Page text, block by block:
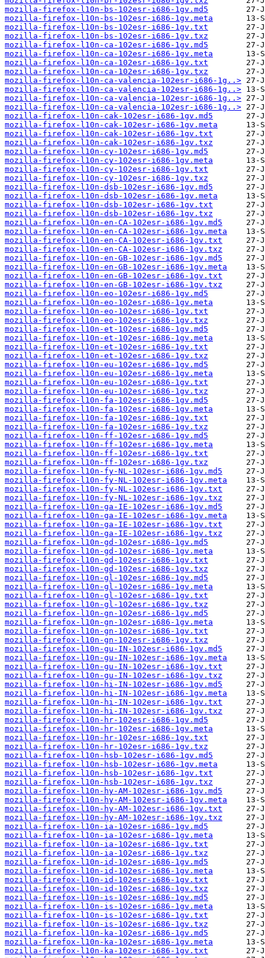
mozilla-firefox-l10n-bs-102esr-i686-1gv.md5
mozilla-firefox-l10n-bs-102esr-i686-1gv.meta
mozilla-firefox-l10n-bs-102esr-i686-1gv.txt
mozilla-firefox-l10n-bs-102esr-i686-1gv.txz
mozilla-firefox-l10n-ca-102esr-i686-1gv.md5
mozilla-firefox-l10n-ca-102esr-i686-1gv.meta
mozilla-firefox-l10n-ca-102esr-i686-1gv.txt
mozilla-firefox-l10n-ca-102esr-i686-1gv.txz
mozilla-firefox-l10n-ca-valencia-102esr-i686-1g..>
mozilla-firefox-l10n-ca-valencia-102esr-i686-1g..>
mozilla-firefox-l10n-ca-valencia-102esr-i686-1g..>
mozilla-firefox-l10n-ca-valencia-102esr-i686-1g..>
mozilla-firefox-l10n-cak-102esr-i686-1gv.md5
mozilla-firefox-l10n-cak-102esr-i686-1gv.meta
mozilla-firefox-l10n-cak-102esr-i686-1gv.txt
mozilla-firefox-l10n-cak-102esr-i686-1gv.txz
mozilla-firefox-l10n-cy-102esr-i686-1gv.md5
mozilla-firefox-l10n-cy-102esr-i686-1gv.meta
mozilla-firefox-l10n-cy-102esr-i686-1gv.txt
mozilla-firefox-l10n-cy-102esr-i686-1gv.txz
mozilla-firefox-l10n-dsb-102esr-i686-1gv.md5
mozilla-firefox-l10n-dsb-102esr-i686-1gv.meta
mozilla-firefox-l10n-dsb-102esr-i686-1gv.txt
mozilla-firefox-l10n-dsb-102esr-i686-1gv.txz
mozilla-firefox-l10n-en-CA-102esr-i686-1gv.md5
mozilla-firefox-l10n-en-CA-102esr-i686-1gv.meta
mozilla-firefox-l10n-en-CA-102esr-i686-1gv.txt
mozilla-firefox-l10n-en-CA-102esr-i686-1gv.txz
mozilla-firefox-l10n-en-GB-102esr-i686-1gv.md5
mozilla-firefox-l10n-en-GB-102esr-i686-1gv.meta
mozilla-firefox-l10n-en-GB-102esr-i686-1gv.txt
mozilla-firefox-l10n-en-GB-102esr-i686-1gv.txz
mozilla-firefox-l10n-eo-102esr-i686-1gv.md5
mozilla-firefox-l10n-eo-102esr-i686-1gv.meta
mozilla-firefox-l10n-eo-102esr-i686-1gv.txt
mozilla-firefox-l10n-eo-102esr-i686-1gv.txz
mozilla-firefox-l10n-et-102esr-i686-1gv.md5
mozilla-firefox-l10n-et-102esr-i686-1gv.meta
mozilla-firefox-l10n-et-102esr-i686-1gv.txt
mozilla-firefox-l10n-et-102esr-i686-1gv.txz
mozilla-firefox-l10n-eu-102esr-i686-1gv.md5
mozilla-firefox-l10n-eu-102esr-i686-1gv.meta
mozilla-firefox-l10n-eu-102esr-i686-1gv.txt
mozilla-firefox-l10n-eu-102esr-i686-1gv.txz
mozilla-firefox-l10n-fa-102esr-i686-1gv.md5
mozilla-firefox-l10n-fa-102esr-i686-1gv.meta
mozilla-firefox-l10n-fa-102esr-i686-1gv.txt
mozilla-firefox-l10n-fa-102esr-i686-1gv.txz
mozilla-firefox-l10n-ff-102esr-i686-1gv.md5
mozilla-firefox-l10n-ff-102esr-i686-1gv.meta
mozilla-firefox-l10n-ff-102esr-i686-1gv.txt
mozilla-firefox-l10n-ff-102esr-i686-1gv.txz
mozilla-firefox-l10n-fy-NL-102esr-i686-1gv.md5
mozilla-firefox-l10n-fy-NL-102esr-i686-1gv.meta
mozilla-firefox-l10n-fy-NL-102esr-i686-1gv.txt
mozilla-firefox-l10n-fy-NL-102esr-i686-1gv.txz
mozilla-firefox-l10n-ga-IE-102esr-i686-1gv.md5
mozilla-firefox-l10n-ga-IE-102esr-i686-1gv.meta
mozilla-firefox-l10n-ga-IE-102esr-i686-1gv.txt
mozilla-firefox-l10n-ga-IE-102esr-i686-1gv.txz
mozilla-firefox-l10n-gd-102esr-i686-1gv.md5
mozilla-firefox-l10n-gd-102esr-i686-1gv.meta
mozilla-firefox-l10n-gd-102esr-i686-1gv.txt
mozilla-firefox-l10n-gd-102esr-i686-1gv.txz
mozilla-firefox-l10n-gl-102esr-i686-1gv.md5
mozilla-firefox-l10n-gl-102esr-i686-1gv.meta
mozilla-firefox-l10n-gl-102esr-i686-1gv.txt
mozilla-firefox-l10n-gl-102esr-i686-1gv.txz
mozilla-firefox-l10n-gn-102esr-i686-1gv.md5
mozilla-firefox-l10n-gn-102esr-i686-1gv.meta
mozilla-firefox-l10n-gn-102esr-i686-1gv.txt
mozilla-firefox-l10n-gn-102esr-i686-1gv.txz
mozilla-firefox-l10n-gu-IN-102esr-i686-1gv.md5
mozilla-firefox-l10n-gu-IN-102esr-i686-1gv.meta
mozilla-firefox-l10n-gu-IN-102esr-i686-1gv.txt
mozilla-firefox-l10n-gu-IN-102esr-i686-1gv.txz
mozilla-firefox-l10n-hi-IN-102esr-i686-1gv.md5
mozilla-firefox-l10n-hi-IN-102esr-i686-1gv.meta
mozilla-firefox-l10n-hi-IN-102esr-i686-1gv.txt
mozilla-firefox-l10n-hi-IN-102esr-i686-1gv.txz
mozilla-firefox-l10n-hr-102esr-i686-1gv.md5
mozilla-firefox-l10n-hr-102esr-i686-1gv.meta
mozilla-firefox-l10n-hr-102esr-i686-1gv.txt
mozilla-firefox-l10n-hr-102esr-i686-1gv.txz
mozilla-firefox-l10n-hsb-102esr-i686-1gv.md5
mozilla-firefox-l10n-hsb-102esr-i686-1gv.meta
mozilla-firefox-l10n-hsb-102esr-i686-1gv.txt
mozilla-firefox-l10n-hsb-102esr-i686-1gv.txz
mozilla-firefox-l10n-hy-AM-102esr-i686-1gv.md5
mozilla-firefox-l10n-hy-AM-102esr-i686-1gv.meta
mozilla-firefox-l10n-hy-AM-102esr-i686-1gv.txt
mozilla-firefox-l10n-hy-AM-102esr-i686-1gv.txz
mozilla-firefox-l10n-ia-102esr-i686-1gv.md5
mozilla-firefox-l10n-ia-102esr-i686-1gv.meta
mozilla-firefox-l10n-ia-102esr-i686-1gv.txt
mozilla-firefox-l10n-ia-102esr-i686-1gv.txz
mozilla-firefox-l10n-id-102esr-i686-1gv.md5
mozilla-firefox-l10n-id-102esr-i686-1gv.meta
mozilla-firefox-l10n-id-102esr-i686-1gv.txt
mozilla-firefox-l10n-id-102esr-i686-1gv.txz
mozilla-firefox-l10n-is-102esr-i686-1gv.md5
mozilla-firefox-l10n-is-102esr-i686-1gv.meta
mozilla-firefox-l10n-is-102esr-i686-1gv.txt
mozilla-firefox-l10n-is-102esr-i686-1gv.txz
mozilla-firefox-l10n-ka-102esr-i686-1gv.md5
mozilla-firefox-l10n-ka-102esr-i686-1gv.meta
mozilla-firefox-l10n-ka-102esr-i686-1gv.txt